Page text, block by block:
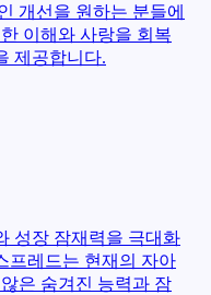
개선을 원하는 분들에
이해와 사랑을 회복
제공합니다.
성장 잠재력을 극대화
프레드는 현재의 자아
은 숨겨진 능력과 잠